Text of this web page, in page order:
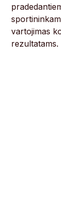
vartojimas
rezultatams.